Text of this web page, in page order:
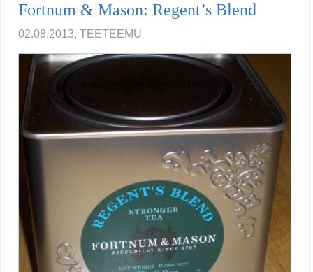
Fortnum & Mason: Regent’s Blend
02.08.2013, TEETEEMU